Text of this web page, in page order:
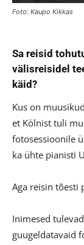
Foto: Kaupo Kikkas
Sa reisid
välisreisidel
käid?
Kus on
et Kölnist tuli
fotosessioonile
ka ühte pianisti
Aga reisin tõesti
Inimesed
guugeldatavaid